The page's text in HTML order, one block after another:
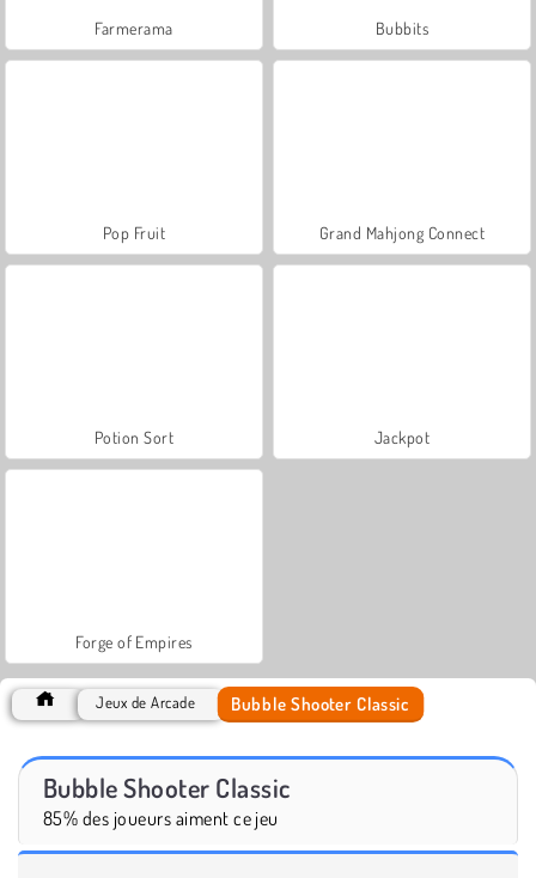
Farmerama Bubbits
Pop Fruit Grand Mahjong Connect
Potion Sort Jackpot
Forge of Empires
Jeux de Arcade Bubble Shooter Classic
Bubble Shooter Classic
85% des joueurs aiment ce jeu